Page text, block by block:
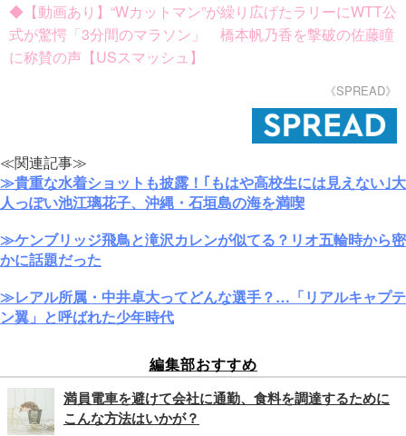
◆【動画あり】“Wカットマン”が繰り広げたラリーにWTT公
式が驚愕「3分間のマラソン」 橋本帆乃香を撃破の佐藤瞳
に称賛の声【USスマッシュ】
《SPREAD》
≪関連記事≫
≫貴重な水着ショットも披露！｢もはや高校生には見えない｣大
人っぽい池江璃花子、沖縄・石垣島の海を満喫
≫ケンブリッジ飛鳥と滝沢カレンが似てる？リオ五輪時から密
かに話題だった
≫レアル所属・中井卓大ってどんな選手？…「リアルキャプテ
ン翼」と呼ばれた少年時代
編集部おすすめ
満員電車を避けて会社に通勤、食料を調達するために
こんな方法はいかが？